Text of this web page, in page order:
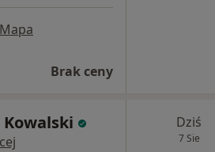
Mapa
Brak ceny
Dziś
7 Sie